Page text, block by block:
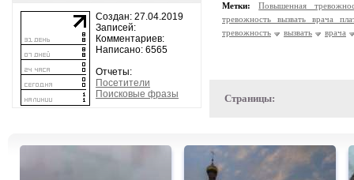
Создан: 27.04.2019
Записей:
Комментариев:
Написано: 6565
Отчеты:
Посетители
Поисковые фразы
Метки:
Повышенная
тревожность вызвать врача
тревожность
вызвать врача
Страницы: